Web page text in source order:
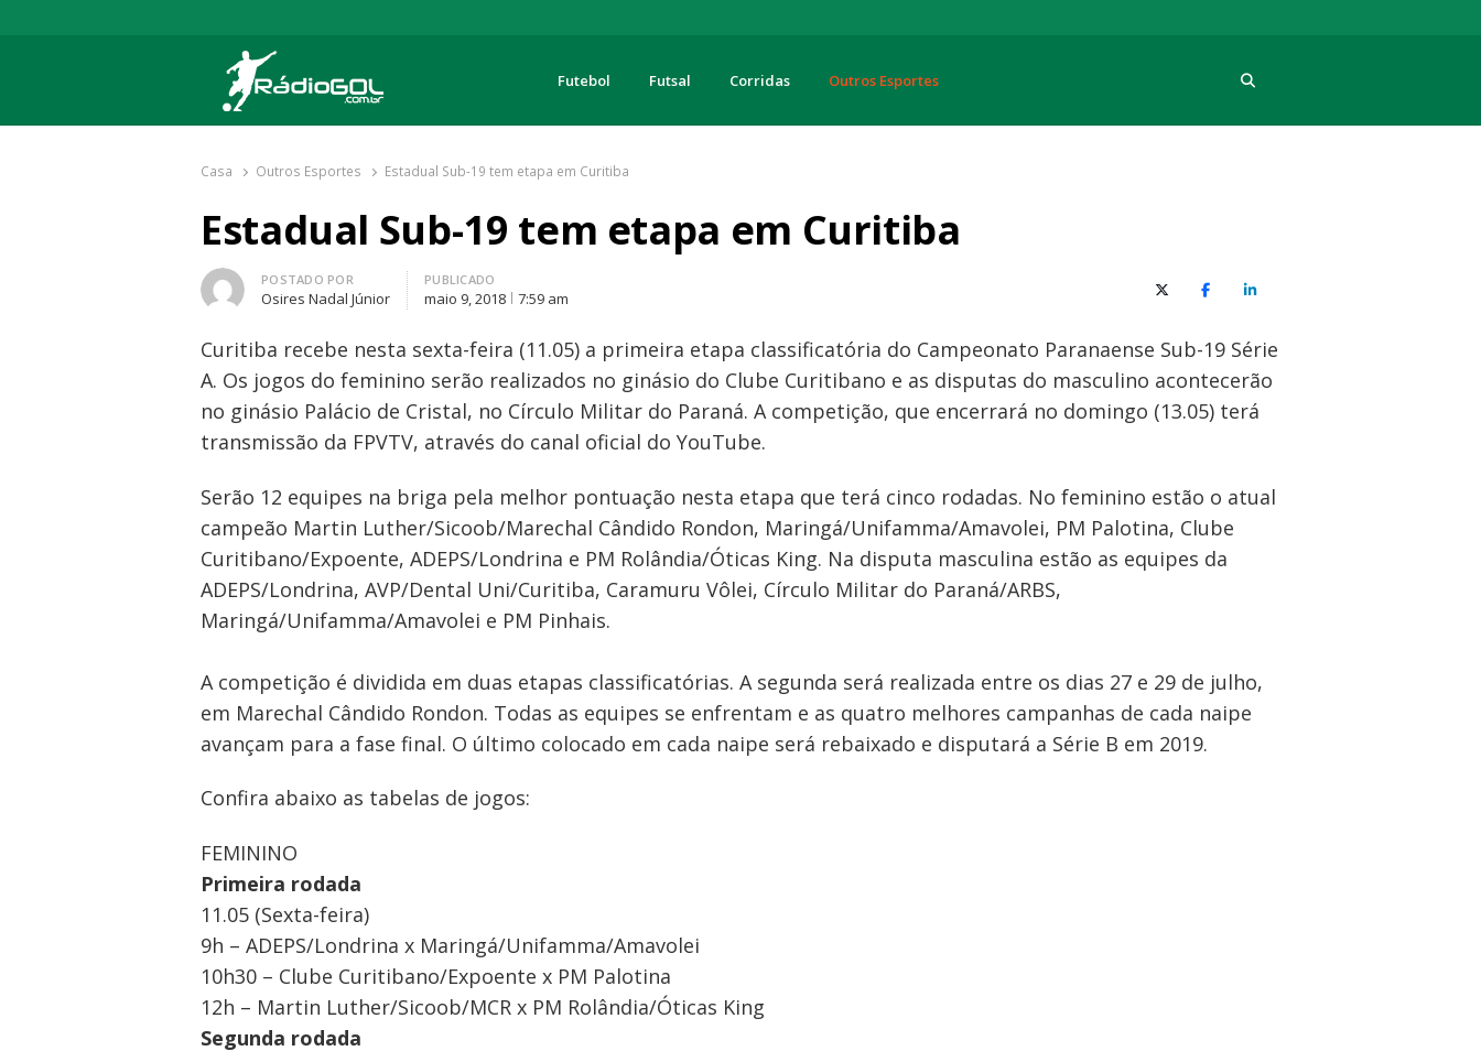
Rádio Gol
Há mais de 20 anos com as melhores coberturas
Futebol Futsal Corridas Outros Esportes
Casa Outros Esportes Estadual Sub-19 tem etapa em Curitiba
Estadual Sub-19 tem etapa em Curitiba
Autor
POSTADO POR
Osires Nadal Júnior
PUBLICADO
maio 9, 2018 7:59 am X (Twitter)FacebookO LinkedIn
Curitiba recebe nesta sexta-feira (11.05) a primeira etapa classificatória do Campeonato Paranaense Sub-19 Série
A. Os jogos do feminino serão realizados no ginásio do Clube Curitibano e as disputas do masculino acontecerão
no ginásio Palácio de Cristal, no Círculo Militar do Paraná. A competição, que encerrará no domingo (13.05) terá
transmissão da FPVTV, através do canal oficial do YouTube.
Serão 12 equipes na briga pela melhor pontuação nesta etapa que terá cinco rodadas. No feminino estão o atual
campeão Martin Luther/Sicoob/Marechal Cândido Rondon, Maringá/Unifamma/Amavolei, PM Palotina, Clube
Curitibano/Expoente, ADEPS/Londrina e PM Rolândia/Óticas King. Na disputa masculina estão as equipes da
ADEPS/Londrina, AVP/Dental Uni/Curitiba, Caramuru Vôlei, Círculo Militar do Paraná/ARBS,
Maringá/Unifamma/Amavolei e PM Pinhais.
A competição é dividida em duas etapas classificatórias. A segunda será realizada entre os dias 27 e 29 de julho,
em Marechal Cândido Rondon. Todas as equipes se enfrentam e as quatro melhores campanhas de cada naipe
avançam para a fase final. O último colocado em cada naipe será rebaixado e disputará a Série B em 2019.
Confira abaixo as tabelas de jogos:
FEMININO
Primeira rodada
11.05 (Sexta-feira)
9h – ADEPS/Londrina x Maringá/Unifamma/Amavolei
10h30 – Clube Curitibano/Expoente x PM Palotina
12h – Martin Luther/Sicoob/MCR x PM Rolândia/Óticas King
Segunda rodada